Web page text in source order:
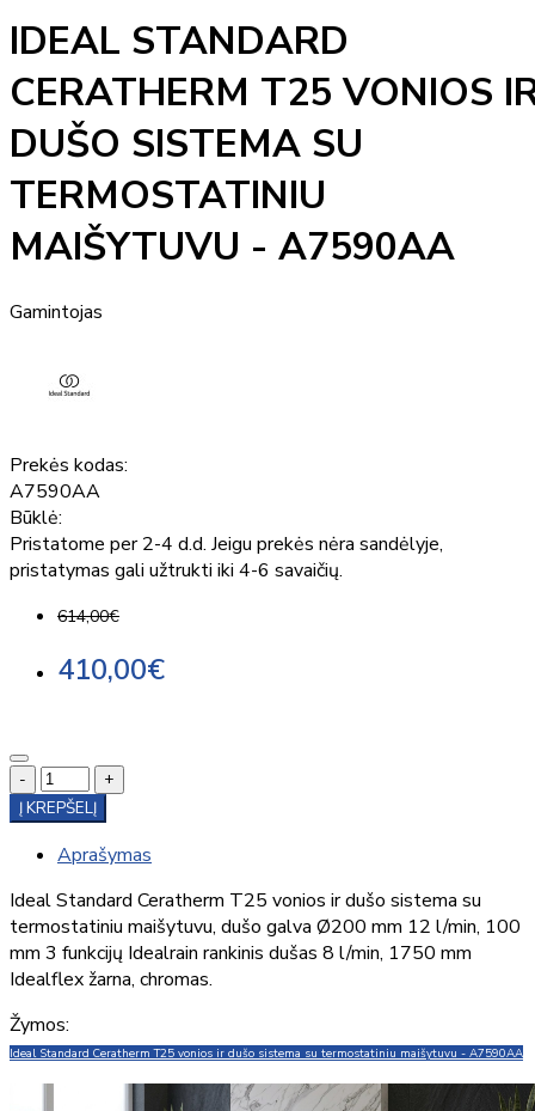
IDEAL STANDARD
CERATHERM T25 VONIOS
DUŠO SISTEMA SU
TERMOSTATINIU
MAIŠYTUVU - A7590AA
Gamintojas
Prekės kodas:
A7590AA
Būklė:
Pristatome per 2-4 d.d. Jeigu prekės nėra sandėlyje,
pristatymas gali užtrukti iki 4-6 savaičių.
614,00€
410,00€
-
+
Į KREPŠELĮ
Aprašymas
Ideal Standard Ceratherm T25 vonios ir dušo sistema su
termostatiniu maišytuvu, dušo galva Ø200 mm 12 l/min, 100
mm 3 funkcijų Idealrain rankinis dušas 8 l/min, 1750 mm
Idealflex žarna, chromas.
Žymos:
Ideal Standard Ceratherm T25 vonios ir dušo sistema su termostatiniu maišytuvu - A7590AA